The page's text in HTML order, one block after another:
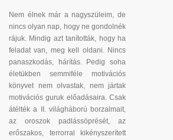
Nem élnek már a nagyszüleim, de
nincs olyan nap, hogy ne gondolnék
rájuk. Mindig azt tanították, hogy ha
feladat van, meg kell oldani. Nincs
panaszkodás, hárítás. Pedig soha
életükben semmiféle motivációs
könyvet nem olvastak, nem jártak
motivációs guruk előadásaira. Csak
átélték a II. világháború borzalmait,
az oroszok padlássöprését, az
erőszakos, terrorral kikényszerített